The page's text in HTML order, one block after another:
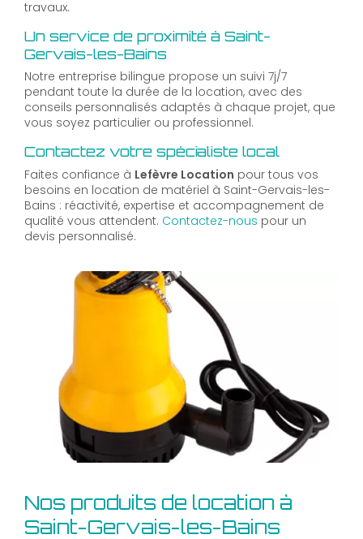
travaux.
Un service de proximité à Saint-
Gervais-les-Bains
Notre entreprise bilingue propose un suivi 7j/7
pendant toute la durée de la location, avec des
conseils personnalisés adaptés à chaque projet, que
vous soyez particulier ou professionnel.
Contactez votre spécialiste local
Faites confiance à Lefèvre Location pour tous vos
besoins en location de matériel à Saint-Gervais-les-
Bains : réactivité, expertise et accompagnement de
qualité vous attendent. Contactez-nous pour un
devis personnalisé.
Nos produits de location à
Saint-Gervais-les-Bains